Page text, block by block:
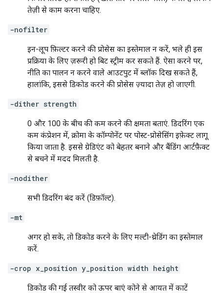
तेज़ी से काम करना चाहिए.
-nofilter
इन-लूप फ़िल्टर करने की प्रोसेस का इस्तेमाल न करें, भले ही इस
प्रक्रिया के लिए ज़रूरी हो बिट स्ट्रीम कर सकते हैं. ऐसा करने पर,
नीति का पालन न करने वाले आउटपुट में ब्लॉक दिख सकते हैं,
हालांकि, इससे डिकोड करने की प्रोसेस ज़्यादा तेज़ हो जाएगी.
-dither strength
0 और 100 के बीच की कम करने की क्षमता बताएं. डिदरिंग एक
कम कंप्रेशन में, क्रोमा के कॉम्पोनेंट पर पोस्ट-प्रोसेसिंग इफ़ेक्ट लागू
किया जाता है. इससे ग्रेडिएंट को बेहतर बनाने और बैंडिंग आर्टफ़ैक्ट
से बचने में मदद मिलती है.
-nodither
सभी डिदरिंग बंद करें (डिफ़ॉल्ट).
-mt
अगर हो सके, तो डिकोड करने के लिए मल्टी-थ्रेडिंग का इस्तेमाल
करें.
-crop x_position y_position width height
डिकोड की गई तस्वीर को ऊपर बाएं कोने से आयत में काटें